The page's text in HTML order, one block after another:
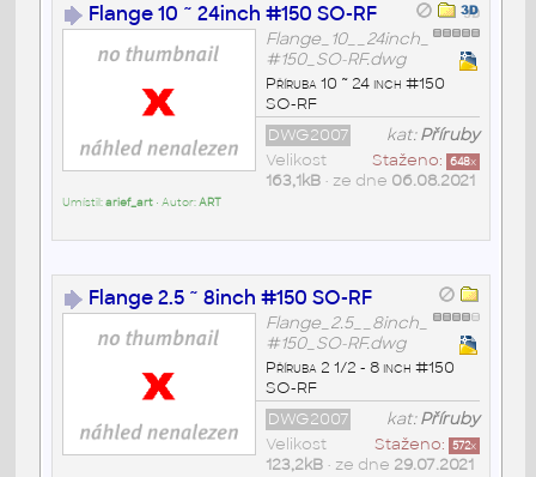
Flange 10 ~ 24inch #150 SO-RF
Flange_10__24inch_
#150_SO-RF.dwg
Příruba 10 ~ 24 inch #150
SO-RF
kat:Příruby
DWG2007
Staženo: 648x
Velikost
163,1kB• ze dne 06.08.2021
Umístil:arief_art• Autor:ART
Flange 2.5 ~ 8inch #150 SO-RF
Flange_2.5__8inch_
#150_SO-RF.dwg
Příruba 2 1/2 - 8 inch #150
SO-RF
kat:Příruby
DWG2007
Staženo: 572x
Velikost
123,2kB• ze dne 29.07.2021